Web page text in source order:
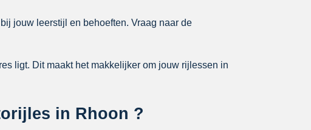
jouw leerstijl en behoeften. Vraag naar de
ligt. Dit maakt het makkelijker om jouw rijlessen in
in Rhoon ?